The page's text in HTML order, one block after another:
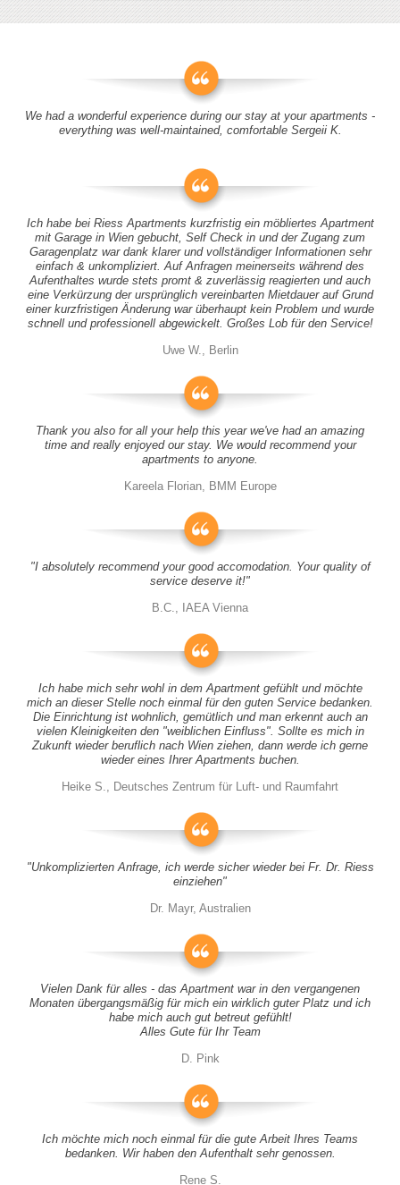
We had a wonderful experience during our stay at your apartments -
everything was well-maintained, comfortable Sergeii K.
Ich habe bei Riess Apartments kurzfristig ein möbliertes Apartment
mit Garage in Wien gebucht, Self Check in und der Zugang zum
Garagenplatz war dank klarer und vollständiger Informationen sehr
einfach & unkompliziert. Auf Anfragen meinerseits während des
Aufenthaltes wurde stets promt & zuverlässig reagierten und auch
eine Verkürzung der ursprünglich vereinbarten Mietdauer auf Grund
einer kurzfristigen Änderung war überhaupt kein Problem und wurde
schnell und professionell abgewickelt. Großes Lob für den Service!
Uwe W., Berlin
Thank you also for all your help this year we've had an amazing
time and really enjoyed our stay. We would recommend your
apartments to anyone.
Kareela Florian, BMM Europe
"I absolutely recommend your good accomodation. Your quality of
service deserve it!"
B.C., IAEA Vienna
Ich habe mich sehr wohl in dem Apartment gefühlt und möchte
mich an dieser Stelle noch einmal für den guten Service bedanken.
Die Einrichtung ist wohnlich, gemütlich und man erkennt auch an
vielen Kleinigkeiten den "weiblichen Einfluss". Sollte es mich in
Zukunft wieder beruflich nach Wien ziehen, dann werde ich gerne
wieder eines Ihrer Apartments buchen.
Heike S., Deutsches Zentrum für Luft- und Raumfahrt
"Unkomplizierten Anfrage, ich werde sicher wieder bei Fr. Dr. Riess
einziehen"
Dr. Mayr, Australien
Vielen Dank für alles - das Apartment war in den vergangenen
Monaten übergangsmäßig für mich ein wirklich guter Platz und ich
habe mich auch gut betreut gefühlt!
Alles Gute für Ihr Team
D. Pink
Ich möchte mich noch einmal für die gute Arbeit Ihres Teams
bedanken. Wir haben den Aufenthalt sehr genossen.
Rene S.